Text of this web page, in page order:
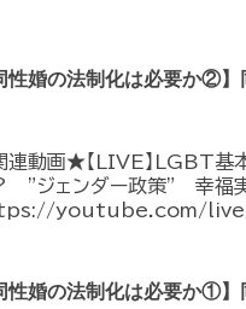
性婚の法制化は必要か②
動画★【LIVE】LGBT基
”ジェンダー政策” 幸福
youtube.com/
性婚の法制化は必要か①